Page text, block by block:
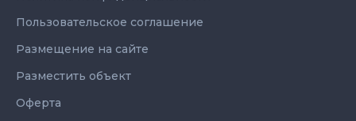
Пользовательское соглашение
Размещение на сайте
Разместить объект
Оферта